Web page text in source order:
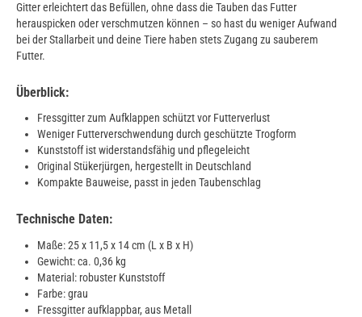
Gitter erleichtert das Befüllen, ohne dass die Tauben das Futter
herauspicken oder verschmutzen können – so hast du weniger Aufwand
bei der Stallarbeit und deine Tiere haben stets Zugang zu sauberem
Futter.
Überblick:
Fressgitter zum Aufklappen schützt vor Futterverlust
Weniger Futterverschwendung durch geschützte Trogform
Kunststoff ist widerstandsfähig und pflegeleicht
Original Stükerjürgen, hergestellt in Deutschland
Kompakte Bauweise, passt in jeden Taubenschlag
Technische Daten:
Maße: 25 x 11,5 x 14 cm (L x B x H)
Gewicht: ca. 0,36 kg
Material: robuster Kunststoff
Farbe: grau
Fressgitter aufklappbar, aus Metall